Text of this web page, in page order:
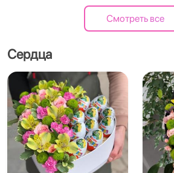
Смотреть все
Сердца